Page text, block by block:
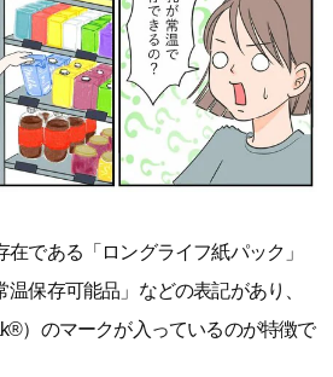
在である「ロングライフ紙パック」
保存可能品」などの表記があり、
）のマークが入っているのが特徴で